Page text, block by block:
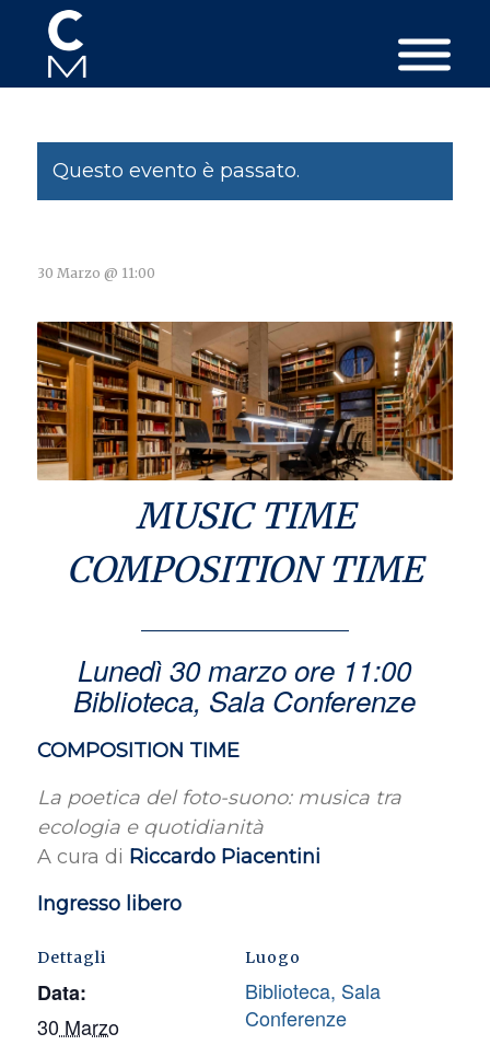
Questo evento è passato.
30 Marzo @ 11:00
MUSIC TIME
COMPOSITION TIME
Lunedì 30 marzo ore 11:00
Biblioteca, Sala Conferenze
COMPOSITION TIME
La poetica del foto-suono: musica tra
ecologia e quotidianità
A cura di Riccardo Piacentini
Ingresso libero
Dettagli
Data:
30 Marzo
Luogo
Biblioteca, Sala
Conferenze